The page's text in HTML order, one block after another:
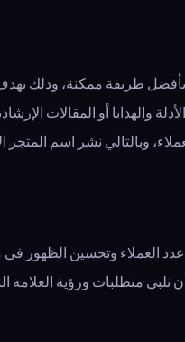
بأفضل طريقة ممكنة، وذلك بهدف
أو المقالات
وبالتالي نشر اسم
العملاء وتحسين الظهور
تلبي متطلبات ورؤية